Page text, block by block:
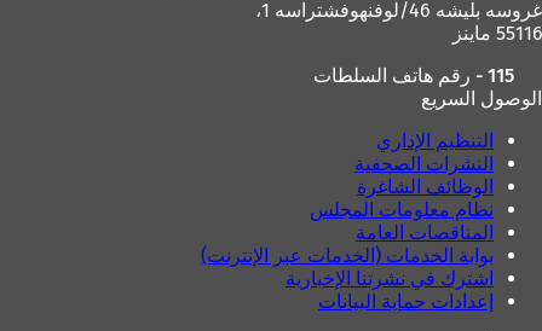
غروسه بليشه 46/لوفنهوفشتراسه 1،
55116 ماينز
115 - رقم هاتف السلطات
الوصول السريع
التنظيم الإداري
النشرات الصحفية
الوظائف الشاغرة
نظام معلومات المجلس
المناقصات العامة
بوابة الخدمات (الخدمات عبر الإنترنت)
اشترك في نشرتنا الإخبارية
إعدادات حماية البيانات